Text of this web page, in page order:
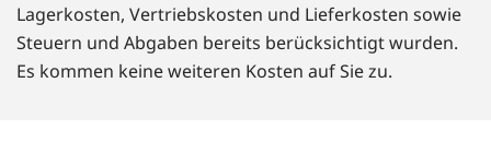
Lagerkosten, Vertriebskosten und Lieferkosten sowie
Steuern und Abgaben bereits berücksichtigt wurden.
Es kommen keine weiteren Kosten auf Sie zu.